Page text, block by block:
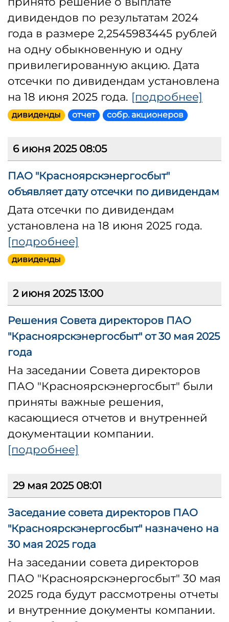
дивидендов по результатам 2024
года в размере 2,2545983445 рублей
на одну обыкновенную и одну
привилегированную акцию. Дата
отсечки по дивидендам установлена
на 18 июня 2025 года. [подробнее]
дивиденды отчет собр. акционеров
6 июня 2025 08:05
ПАО "Красноярскэнергосбыт"
объявляет дату отсечки по дивидендам
Дата отсечки по дивидендам
установлена на 18 июня 2025 года.
[подробнее]
дивиденды
2 июня 2025 13:00
Решения Совета директоров ПАО
"Красноярскэнергосбыт" от 30 мая 2025
года
На заседании Совета директоров
ПАО "Красноярскэнергосбыт" были
приняты важные решения,
касающиеся отчетов и внутренней
документации компании.
[подробнее]
29 мая 2025 08:01
Заседание совета директоров ПАО
"Красноярскэнергосбыт" назначено на
30 мая 2025 года
На заседании совета директоров
ПАО "Красноярскэнергосбыт" 30 мая
2025 года будут рассмотрены отчеты
и внутренние документы компании.